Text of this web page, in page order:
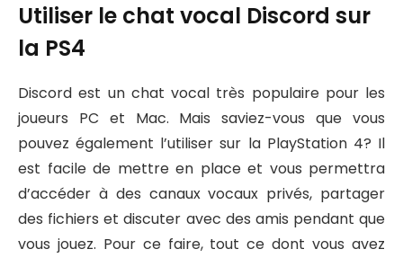
Utiliser le chat vocal Discord sur
la PS4
Discord est un chat vocal très populaire pour les
joueurs PC et Mac. Mais saviez-vous que vous
pouvez également l’utiliser sur la PlayStation 4? Il
est facile de mettre en place et vous permettra
d’accéder à des canaux vocaux privés, partager
des fichiers et discuter avec des amis pendant que
vous jouez. Pour ce faire, tout ce dont vous avez